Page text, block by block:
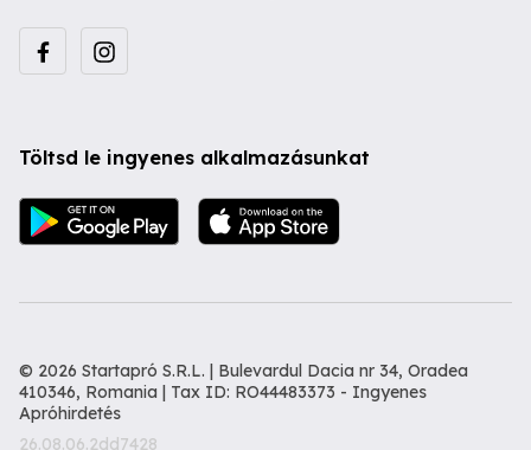
Töltsd le ingyenes alkalmazásunkat
© 2026 Startapró S.R.L. | Bulevardul Dacia nr 34, Oradea
410346, Romania | Tax ID: RO44483373 - Ingyenes
Apróhirdetés
26.08.06.2dd7428